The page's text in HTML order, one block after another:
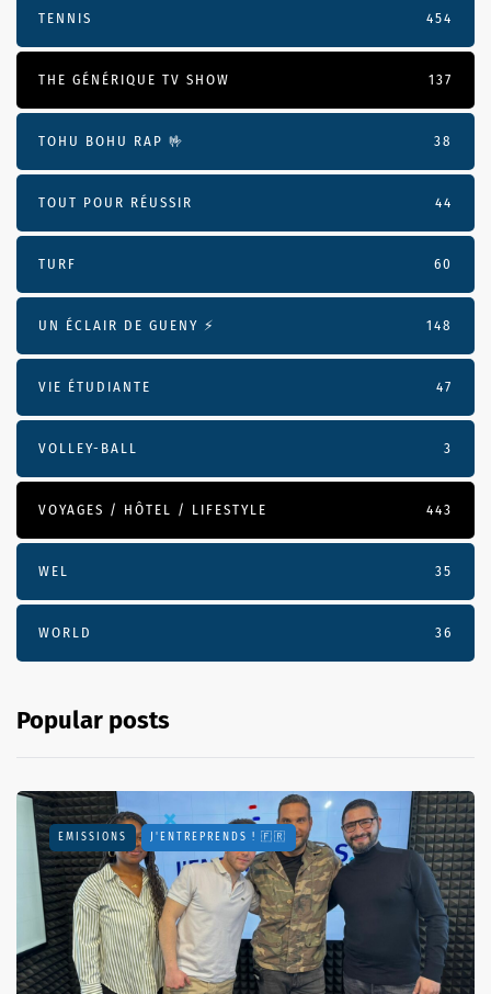
TENNIS 454
THE GÉNÉRIQUE TV SHOW 137
TOHU BOHU RAP 🤟 38
TOUT POUR RÉUSSIR 44
TURF 60
UN ÉCLAIR DE GUENY ⚡️ 148
VIE ÉTUDIANTE 47
VOLLEY-BALL 3
VOYAGES / HÔTEL / LIFESTYLE 443
WEL 35
WORLD 36
Popular posts
EMISSIONS J'ENTREPRENDS ! 🇫🇷